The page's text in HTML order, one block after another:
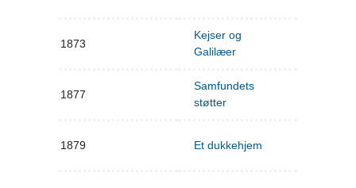
1873
Kejser og
Galilæer
1877
Samfundets
støtter
1879 Et dukkehjem